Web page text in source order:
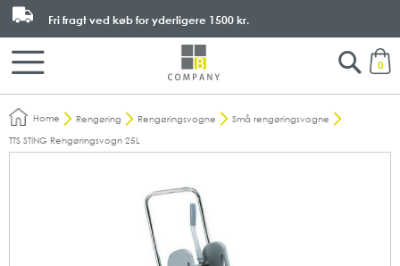
0
Fri fragt ved køb for yderligere 1500 kr.
Search
Home Rengøring Rengøringsvogne
Små rengøringsvogne
TTS STING Rengøringsvogn 25L